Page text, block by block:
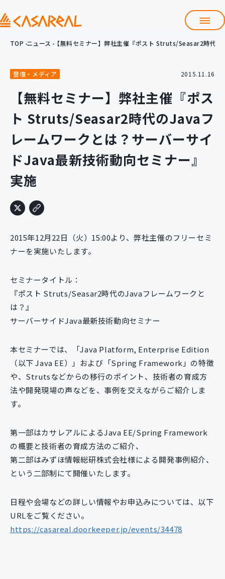
会社情報
サービス
プロダクト開発支援
クラウド導入支援 Git導入支援
システム構築支援
研修サービス
定型コース
カスタマイズコース
新規開発サービス
パッケージ開発
導入事例
イベント・セミナー
ニュース
採用情報
Contact
TOP ニュース 【無料セミナー】弊社主催『ポスト Struts/Seasar2時代
登壇・メディア 2015.11.16
【無料セミナー】弊社主催『ポス
ト Struts/Seasar2時代のJavaフ
レームワークとは？サーバーサイ
ドJava最新技術動向セミナー』
実施
2015年12月22日（火）15:00より、弊社主催のフリーセミ
ナーを実施いたします。
セミナータイトル：
『ポスト Struts/Seasar2時代のJavaフレームワークと
は？』
サーバーサイドJava最新技術動向セミナー
本セミナーでは、「Java Platform, Enterprise Edition
（以下 Java EE）」および「Spring Framework」の特徴
や、Strutsなどからの移行のポイント、技術者の育成方
法や開発現場の声などを、事例を交えながらご紹介しま
す。
第一部はカサレアルによるJava EE/Spring Framework
の概要と技術者の育成方法のご紹介、
第二部はみずほ情報総研株式会社様による開発事例紹介、
という二部制にて開催いたします。
日程や会場などの詳しい情報やお申込みについては、以下
URLをご覧ください。
https://casareal.doorkeeper.jp/events/34478